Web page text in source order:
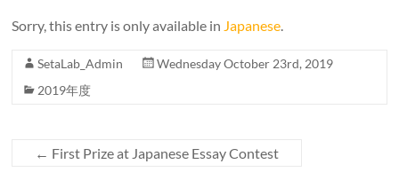
Sorry, this entry is only available in Japanese.
SetaLab_Admin
Wednesday October 23rd, 2019
2019年度
← First Prize at Japanese Essay Contest